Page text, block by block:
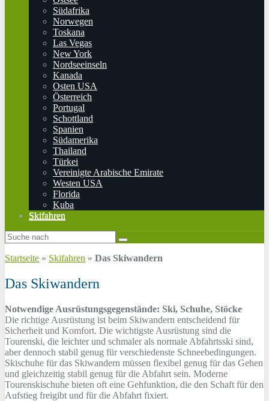
Südafrika
Norwegen
Toskana
Las Vegas
New York
Nordseeinseln
Kanada
Osten USA
Österreich
Portugal
Schottland
Spanien
Südamerika
Thailand
Türkei
Vereinigte Arabische Emirate
Westen USA
Florida
Kuba
Skifahren
Startseite » Skifahren » Das Skiwandern
Das Skiwandern
Notwendige Ausrüstungsgegenstände: Ski, Schuhe, Stöcke
Die richtige Ausrüstung ist beim Skiwandern entscheidend für
Sicherheit und Komfort. Die wichtigste Ausrüstung sind die
Tourenski, die leichter und schmaler als normale Abfahrtsski sind,
aber dennoch stabil genug für verschiedenste Schneebedingungen.
Skischuhe für das Skiwandern müssen flexibel genug für das Gehen
und gleichzeitig stabil genug für die Abfahrt sein. Moderne
Tourenskischuhe bieten oft eine Gehfunktion, die den Schaft für den
Aufstieg freigibt und für die Abfahrt fixiert.